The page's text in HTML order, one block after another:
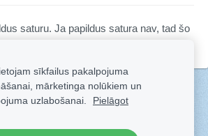
saturu. Ja papildus satura nav, tad šo
Sīkdatnes
- labo mājas lapu ģeneratoru.
sīkfailus pakalpojuma
mārketinga nolūkiem un
uzlabošanai.
Pielāgot